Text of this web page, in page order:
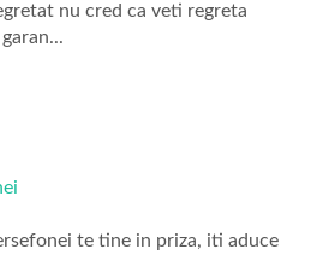
nu cred ca veti regreta
te tine in priza, iti aduce